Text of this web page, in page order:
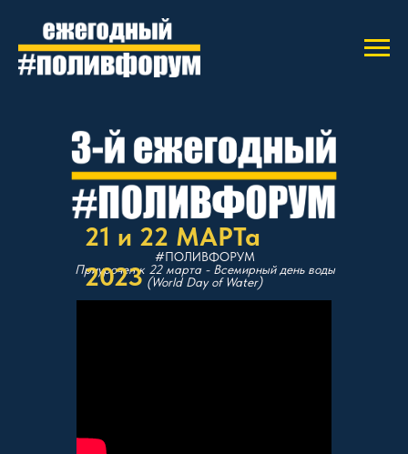
#ПОЛИВФОРУМ
Приурочен к 22 марта - Всемирный день воды
(World Day of Water)
21 и 22 МАРТа
2023